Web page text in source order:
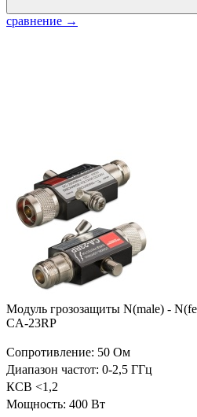
сравнение →
Модуль грозозащиты N(male) -
CA-23RP
Сопротивление: 50 Ом
Диапазон частот: 0-2,5 ГГц
КСВ <1,2
Мощность: 400 Вт